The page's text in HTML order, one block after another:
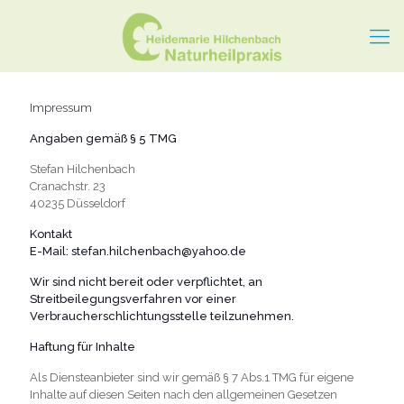
Impressum
Angaben gemäß § 5 TMG
Stefan Hilchenbach
Cranachstr. 23
40235 Düsseldorf
Kontakt
E-Mail: stefan.hilchenbach@yahoo.de
Wir sind nicht bereit oder verpflichtet, an
Streitbeilegungsverfahren vor einer
Verbraucherschlichtungsstelle teilzunehmen.
Haftung für Inhalte
Als Diensteanbieter sind wir gemäß § 7 Abs.1 TMG für eigene
Inhalte auf diesen Seiten nach den allgemeinen Gesetzen